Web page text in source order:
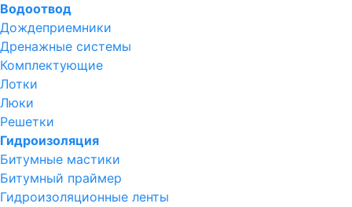
Водоотвод
Дождеприемники
Дренажные системы
Комплектующие
Лотки
Люки
Решетки
Гидроизоляция
Битумные мастики
Битумный праймер
Гидроизоляционные ленты